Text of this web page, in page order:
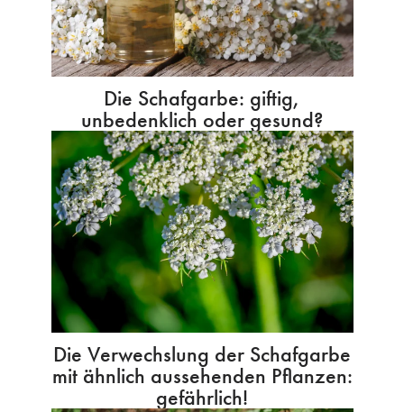
Die Schafgarbe: giftig,
unbedenklich oder gesund?
Die Verwechslung der Schafgarbe
mit ähnlich aussehenden Pflanzen:
gefährlich!